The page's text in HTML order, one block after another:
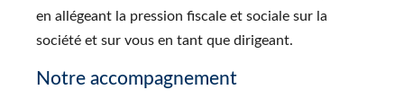
en allégeant la pression fiscale et sociale sur la
société et sur vous en tant que dirigeant.
Notre accompagnement